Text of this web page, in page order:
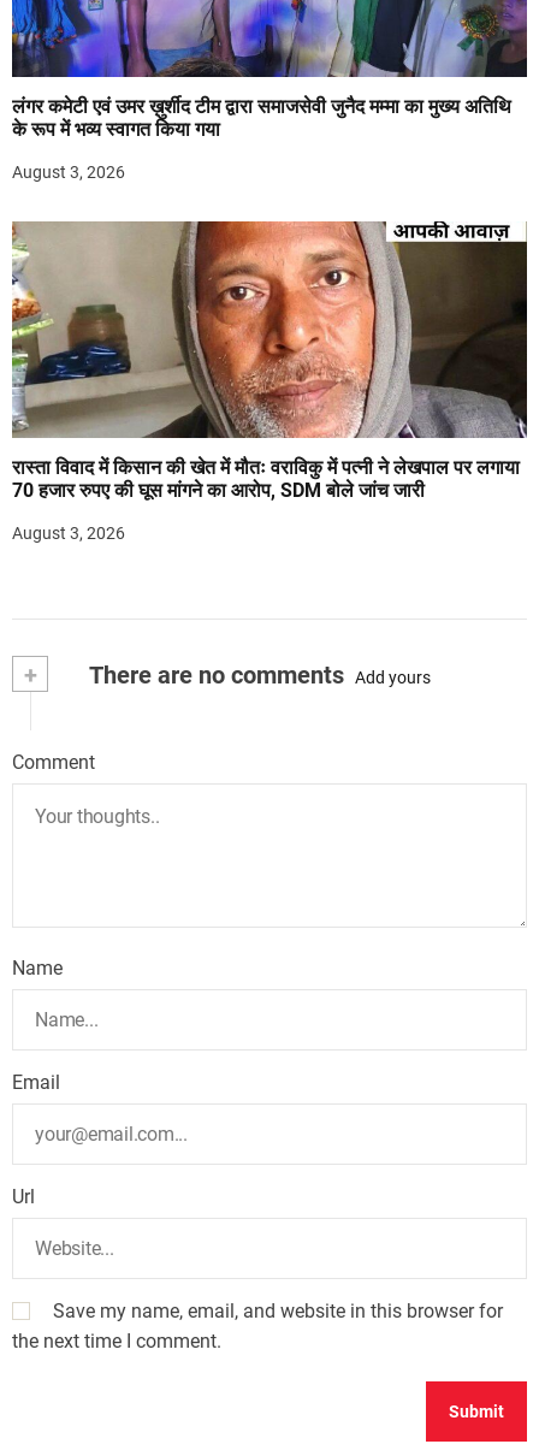
लंगर कमेटी एवं उमर ख़ुर्शीद टीम द्वारा समाजसेवी जुनैद मम्मा का मुख्य अतिथि
के रूप में भव्य स्वागत किया गया
August 3, 2026
रास्ता विवाद में किसान की खेत में मौतः वराविकु में पत्नी ने लेखपाल पर लगाया
70 हजार रुपए की घूस मांगने का आरोप, SDM बोले जांच जारी
August 3, 2026
+ There are no comments Add yours
Comment
Name
Email
Url
Save my name, email, and website in this browser for
the next time I comment.